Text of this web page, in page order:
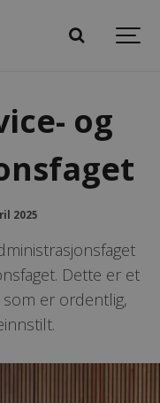
og
2025
Dette er et
er ordentlig,